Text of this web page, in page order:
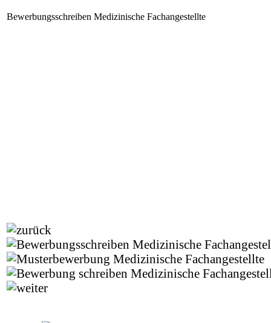
Bewerbungsschreiben Medizinische Fachangestellte